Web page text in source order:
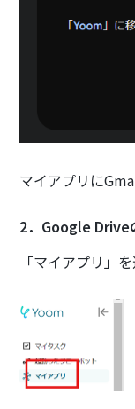
マイアプリに
2．Google Drive
「マイアプリ」